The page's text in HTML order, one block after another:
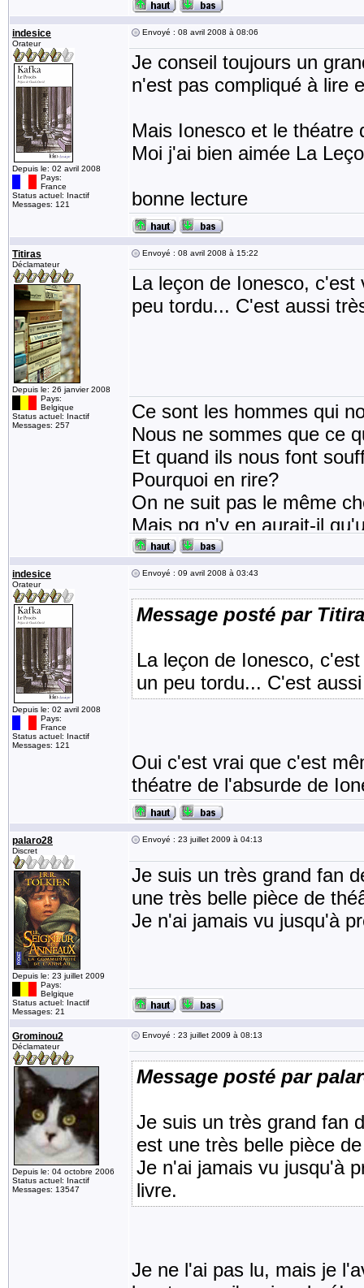
indesice
Orateur
Depuis le: 02 avril 2008
Pays:
France
Status actuel: Inactif
Messages: 121
Envoyé : 08 avril 2008 à 08:06
Je conseil toujours un
n'est pas compliqué à lire
Mais Ionesco et le théatre
Moi j'ai bien aimée La
bonne lecture
Titiras
Déclamateur
Depuis le: 26 janvier 2008
Pays:
Belgique
Status actuel: Inactif
Messages: 257
Envoyé : 08 avril 2008 à 15:22
La leçon de Ionesco,
peu tordu... C'est aussi
Ce sont les hommes qui
Nous ne sommes que ce
Et quand ils nous font
Pourquoi en rire?
On ne suit pas le même
Mais pq n'y en aurait-il
indesice
Orateur
Depuis le: 02 avril 2008
Pays:
France
Status actuel: Inactif
Messages: 121
Envoyé : 09 avril 2008 à 03:43
Message posté par
La leçon de Ionesco,
un peu tordu... C'est
Oui c'est vrai que c'est
théatre de l'absurde de
palaro28
Discret
Depuis le: 23 juillet 2009
Pays:
Belgique
Status actuel: Inactif
Messages: 21
Envoyé : 23 juillet 2009 à 04:13
Je suis un très grand fan
une très belle pièce de
Je n'ai jamais vu jusqu'à
Grominou2
Déclamateur
Depuis le: 04 octobre 2006
Status actuel: Inactif
Messages: 13547
Envoyé : 23 juillet 2009 à 08:13
Message posté par
Je suis un très grand fan
est une très belle pièce
Je n'ai jamais vu jusqu'à
livre.
Je ne l'ai pas lu, mais je